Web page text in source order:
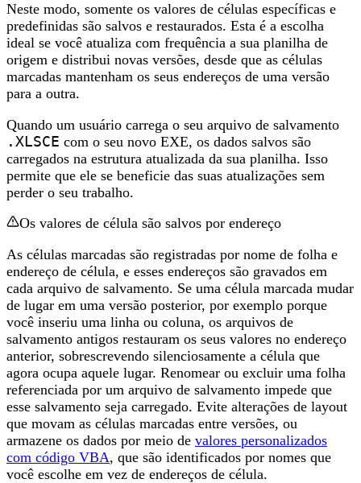
Neste modo, somente os valores de células específicas e
predefinidas são salvos e restaurados. Esta é a escolha
ideal se você atualiza com frequência a sua planilha de
origem e distribui novas versões, desde que as células
marcadas mantenham os seus endereços de uma versão
para a outra.
Quando um usuário carrega o seu arquivo de salvamento
.XLSCE com o seu novo EXE, os dados salvos são
carregados na estrutura atualizada da sua planilha. Isso
permite que ele se beneficie das suas atualizações sem
perder o seu trabalho.
Os valores de célula são salvos por endereço
As células marcadas são registradas por nome de folha e
endereço de célula, e esses endereços são gravados em
cada arquivo de salvamento. Se uma célula marcada mudar
de lugar em uma versão posterior, por exemplo porque
você inseriu uma linha ou coluna, os arquivos de
salvamento antigos restauram os seus valores no endereço
anterior, sobrescrevendo silenciosamente a célula que
agora ocupa aquele lugar. Renomear ou excluir uma folha
referenciada por um arquivo de salvamento impede que
esse salvamento seja carregado. Evite alterações de layout
que movam as células marcadas entre versões, ou
armazene os dados por meio de valores personalizados
com código VBA, que são identificados por nomes que
você escolhe em vez de endereços de célula.